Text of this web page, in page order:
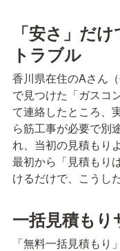
「安さ」だ
トラブル
香川県在住のAさん
で見つけた「ガスコ
て連絡したところ、
ら筋工事が必要で別
れ、当初の見積もり
最初から「見積もり
けるだけで、こうし
一括見積も
「無料一括見積も